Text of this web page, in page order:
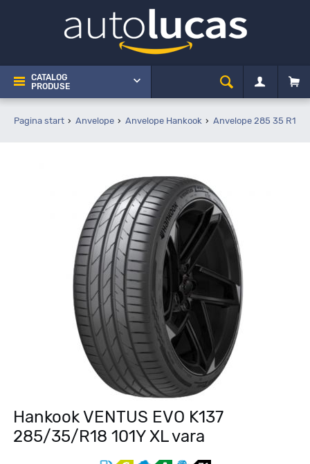
CATALOG
PRODUSE
Pagina start Anvelope Anvelope Hankook Anvelope 285 35 R18
Hankook VENTUS EVO K137
285/35/R18 101Y XL vara